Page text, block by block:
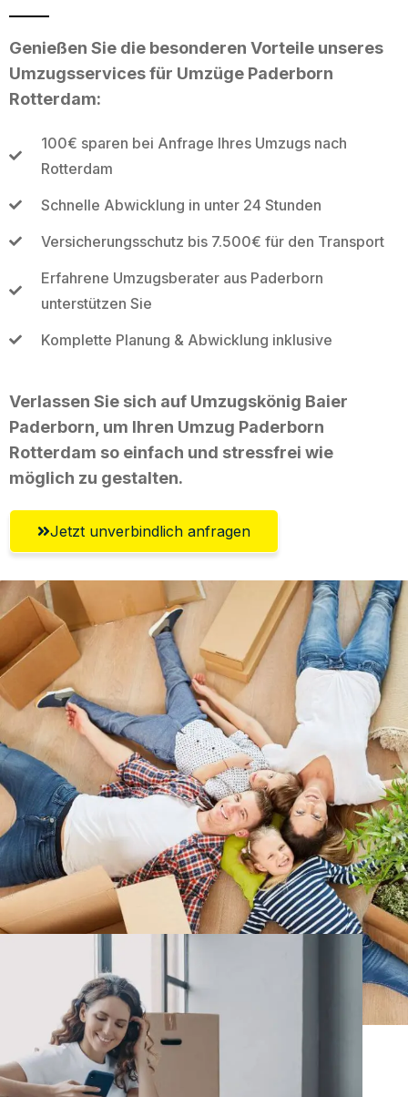
Genießen Sie die besonderen Vorteile unseres
Umzugsservices für Umzüge Paderborn
Rotterdam:
100€ sparen bei Anfrage Ihres Umzugs nach
Rotterdam
Schnelle Abwicklung in unter 24 Stunden
Versicherungsschutz bis 7.500€ für den Transport
Erfahrene Umzugsberater aus Paderborn
unterstützen Sie
Komplette Planung & Abwicklung inklusive
Verlassen Sie sich auf Umzugskönig Baier
Paderborn, um Ihren Umzug Paderborn
Rotterdam so einfach und stressfrei wie
möglich zu gestalten.
Jetzt unverbindlich anfragen